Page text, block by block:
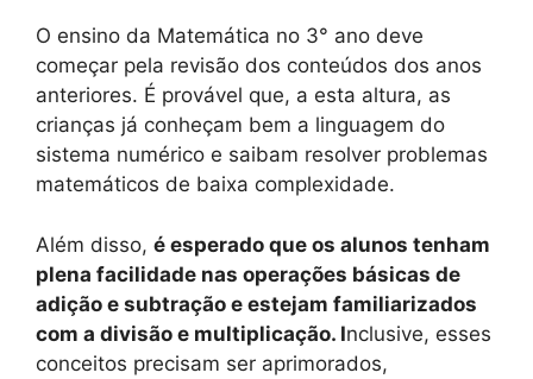
O ensino da Matemática no 3° ano deve
começar pela revisão dos conteúdos dos anos
anteriores. É provável que, a esta altura, as
crianças já conheçam bem a linguagem do
sistema numérico e saibam resolver problemas
matemáticos de baixa complexidade.
Além disso, é esperado que os alunos tenham
plena facilidade nas operações básicas de
adição e subtração e estejam familiarizados
com a divisão e multiplicação. Inclusive, esses
conceitos precisam ser aprimorados,